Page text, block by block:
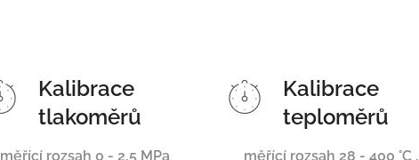
Kalibrace
tlakoměrů
měřící rozsah 0 - 2,5 MPa
Kalibrace
teploměrů
měřící rozsah 28 - 400 °C ,